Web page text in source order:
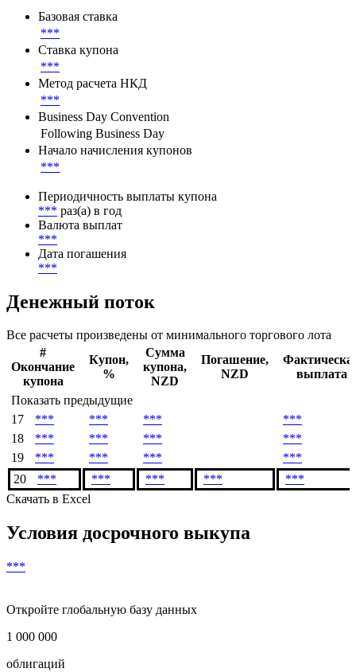
Базовая ставка
***
Ставка купона
***
Метод расчета НКД
***
Business Day Convention
Following Business Day
Начало начисления купонов
***
Периодичность выплаты купона
*** раз(а) в год
Валюта выплат
***
Дата погашения
***
Денежный поток
Все расчеты произведены от минимального торгового лота
#
Окончание
купона
Купон,
%
Сумма
купона,
NZD
Погашение,
NZD
выплата
Показать предыдущие
17
*** *** ***
***
18
*** *** ***
***
19
*** *** ***
***
20
*** *** *** ***
***
Скачать в Excel
Условия досрочного выкупа
***
Откройте глобальную базу данных
1 000 000
облигаций